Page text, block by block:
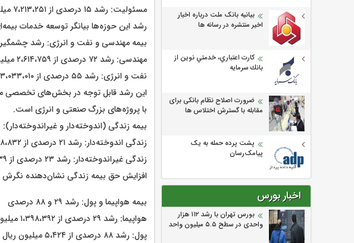
بیانیه بانک ملت درباره اخبار
اخیر منتشره در رسانه ها
كارت اعتباري، خدمتي نوين از
بانك سرمايه
ضرورت اصلاح نظام بانکی برای
مقابله با گسترش اختلاس ها
پشت پرده حمله به یک
پیامک‌رسان
اخبار بورس
بورس تهران با رشد ۱۱۲ هزار
واحدی در سطح ۵.۵ میلیون واحد
مسئولیت: رشد ۱۵ درصدی از ۷،۲۱۳،۲۵۱ میلیون ریال به ۸،۲۳۶،۸۱۵ میلیون ریال
رشد این حوزه‌ها بیانگر توسعه خدمات
بیمه مهندسی و نفت و انرژی: رشد چشمگیر ۷۲ و ۵۵ درصدی
مهندسی: رشد ۷۲ درصدی از ۲،۶۱۴،۷۵۹ میلیون ریال به ۴،۴۹۹،۰۳۵ میلیون ریال
نفت و انرژی: رشد ۵۵ درصدی از ۳،۰۳۳،۰۱۰ میلیون ریال به ۴،۷۲۸،۶۹۲ میلیون ریال
این رشد قابل توجه در بخش‌های تخصصی
با پروژه‌های بزرگ صنعتی و انرژی است.
بیمه زندگی (اندوخته‌دار و غیراندوخته‌دار): رشد ۲۱ و ۲۳
زندگی اندوخته‌دار: رشد ۲۱ درصدی از ۵۳،۹۶۸،۸۳۲ میلیون ریال به ۶۵،۴۳۶،۷۹۷ میلیون ریال
زندگی غیراندوخته‌دار: رشد ۲۳ درصدی از ۱۰،۳۲۸،۷۳۹ میلیون ریال به ۱۲،۷۷۹،۴۸۸ میلیون ریال
افزایش حق بیمه زندگی نشان‌دهنده
بیمه هواپیما و پول: رشد ۲۹ و ۸۸ درصدی
هواپیما: رشد ۲۹ درصدی از ۱،۳۹۸،۳۹۲ میلیون ریال به ۱،۸۰۴،۸۱۴ میلیون ریال
پول: رشد ۸۸ درصدی از ۵،۴۲۴ میلیون ریال به ۱۰،۱۷۱ میلیون ریال